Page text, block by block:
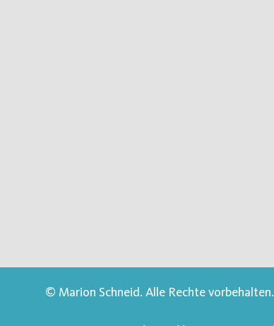
© Marion Schneid. Alle Rechte vorbehalten.